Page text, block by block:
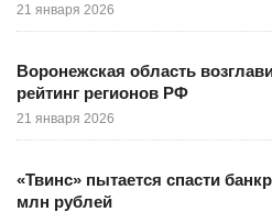
21 января 2026
Воронежская область
рейтинг регионов РФ
21 января 2026
«Твинс» пытается спасти
млн рублей